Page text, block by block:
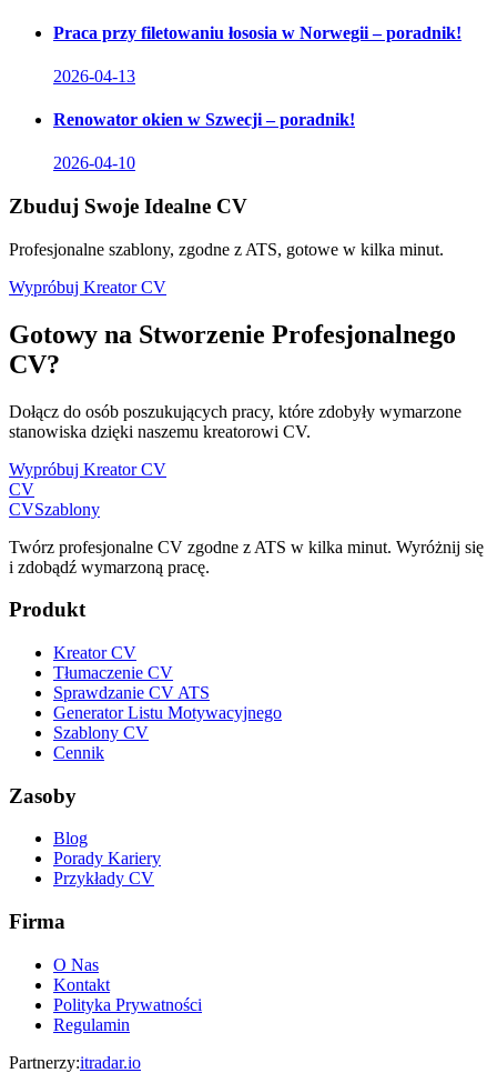
Praca przy filetowaniu łososia w Norwegii – poradnik!
2026-04-13
Renowator okien w Szwecji – poradnik!
2026-04-10
Zbuduj Swoje Idealne CV
Profesjonalne szablony, zgodne z ATS, gotowe w kilka minut.
Wypróbuj Kreator CV
Gotowy na Stworzenie Profesjonalnego
CV?
Dołącz do osób poszukujących pracy, które zdobyły wymarzone
stanowiska dzięki naszemu kreatorowi CV.
Wypróbuj Kreator CV
CV
CVSzablony
Twórz profesjonalne CV zgodne z ATS w kilka minut. Wyróżnij się
i zdobądź wymarzoną pracę.
Produkt
Kreator CV
Tłumaczenie CV
Sprawdzanie CV ATS
Generator Listu Motywacyjnego
Szablony CV
Cennik
Zasoby
Blog
Porady Kariery
Przykłady CV
Firma
O Nas
Kontakt
Polityka Prywatności
Regulamin
Partnerzy:itradar.io